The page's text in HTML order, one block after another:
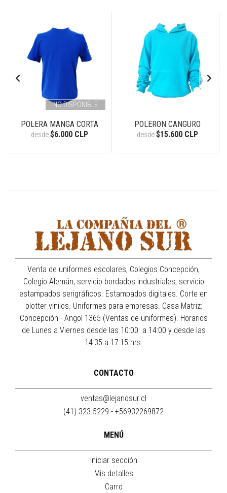
NO DISPONIBLE
POLERA MANGA CORTA
desde$6.000 CLP
POLERON CANGURO
desde$15.600 CLP
Venta de uniformes escolares, Colegios Concepción,
Colegio Alemán, servicio bordados industriales, servicio
estampados serigráficos. Estampados digitales. Corte en
plotter vinilos. Uniformes para empresas. Casa Matriz:
Concepción - Angol 1365 (Ventas de uniformes). Horarios
de Lunes a Viernes desde las 10:00 a 14:00 y desde las
14:35 a 17:15 hrs.
CONTACTO
ventas@lejanosur.cl
(41) 323 5229 - +56932269872
MENÚ
Iniciar sección
Mis detalles
Carro